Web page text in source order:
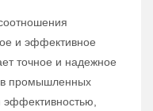
и эффективное
точное и надежное
в промышленных